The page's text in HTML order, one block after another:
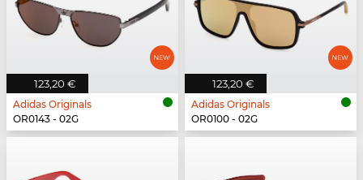
123,20 €
Adidas Originals
OR0143 - 02G
123,20 €
Adidas Originals
OR0100 - 02G